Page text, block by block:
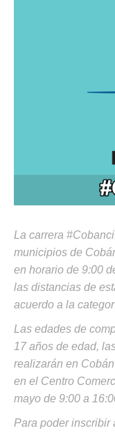
La carrera
municipios de
en horario de 9:00
las distancias de
acuerdo a la
Las edades de
17 años de edad,
realizarán en
en el Centro
mayo de 9:00 a
Para poder inscribir